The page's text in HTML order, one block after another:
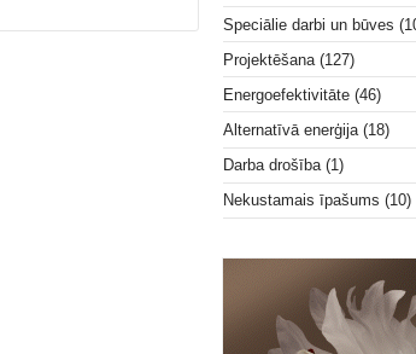
Speciālie darbi un būves
Projektēšana (127)
Energoefektivitāte (46)
Alternatīvā enerģija (18)
Darba drošība (1)
Nekustamais īpašums (10)